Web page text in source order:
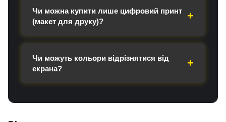
Чи можна купити лише цифровий принт
(макет для друку)?
Чи можуть кольори відрізнятися від
екрана?